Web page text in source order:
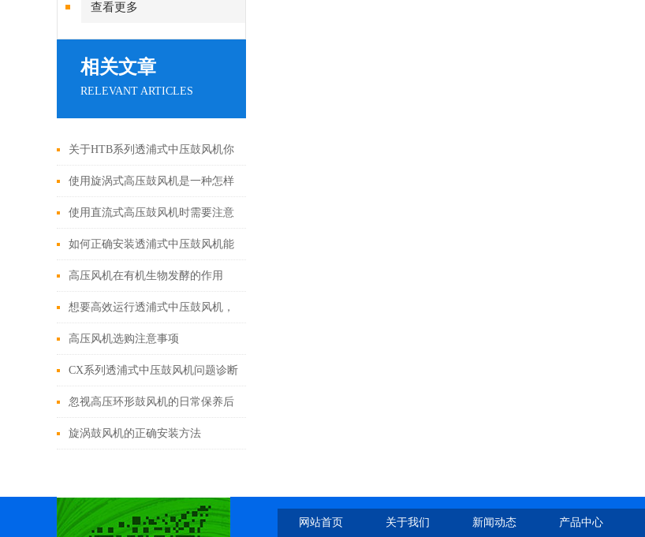
查看更多
相关文章
RELEVANT ARTICLES
关于HTB系列透浦式中压鼓风机你
真的了解吗？
使用旋涡式高压鼓风机是一种怎样
的体验？
使用直流式高压鼓风机时需要注意
哪些要点？
如何正确安装透浦式中压鼓风机能
保证其后续工作？
高压风机在有机生物发酵的作用
想要高效运行透浦式中压鼓风机，
不懂这些可不行
高压风机选购注意事项
CX系列透浦式中压鼓风机问题诊断
与自行解决方案
忽视高压环形鼓风机的日常保养后
果很严重
旋涡鼓风机的正确安装方法
网站首页 关于我们 新闻动态 产品中心